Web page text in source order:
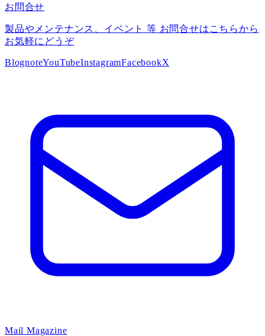
お問合せ
製品やメンテナンス、イベント 等 お問合せはこちらから
お気軽にどうぞ
BlognoteYouTubeInstagramFacebookX
Mail Magazine